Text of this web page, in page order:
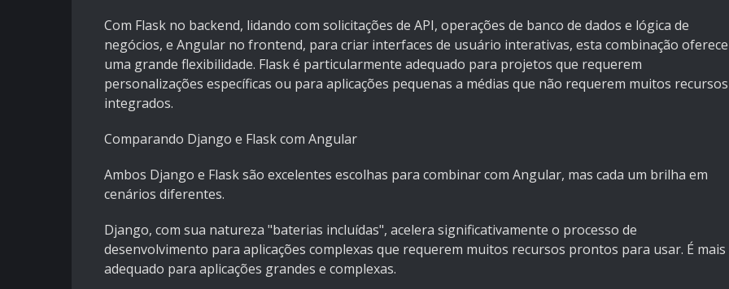
Com Flask no backend, lidando com solicitações de API, operações de banco de dados e lógica de
negócios, e Angular no frontend, para criar interfaces de usuário interativas, esta combinação oferece
uma grande flexibilidade. Flask é particularmente adequado para projetos que requerem
personalizações específicas ou para aplicações pequenas a médias que não requerem muitos recursos
integrados.
Comparando Django e Flask com Angular
Ambos Django e Flask são excelentes escolhas para combinar com Angular, mas cada um brilha em
cenários diferentes.
Django, com sua natureza "baterias incluídas", acelera significativamente o processo de
desenvolvimento para aplicações complexas que requerem muitos recursos prontos para usar. É mais
adequado para aplicações grandes e complexas.